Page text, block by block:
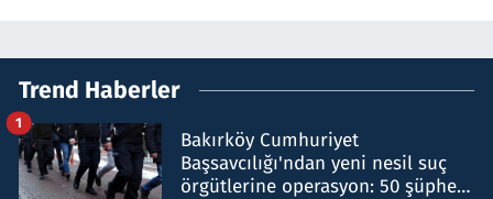
Trend Haberler
Bakırköy Cumhuriyet
Başsavcılığı'ndan yeni nesil suç
örgütlerine operasyon: 50 şüpheli
1